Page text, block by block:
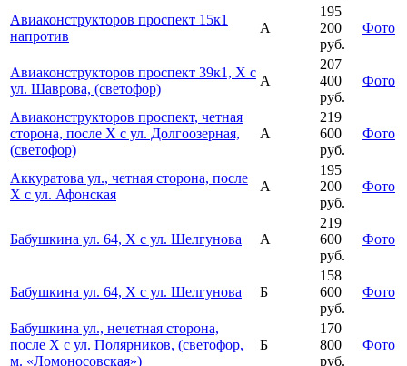
Авиаконструкторов проспект 15к1
напротив
А
195
200
руб.
Фото
Авиаконструкторов проспект 39к1, Х с
ул. Шаврова, (светофор)
А
207
400
руб.
Фото
Авиаконструкторов проспект, четная
сторона, после Х с ул. Долгоозерная,
(светофор)
А
219
600
руб.
Фото
Аккуратова ул., четная сторона, после
Х с ул. Афонская
А
195
200
руб.
Фото
Бабушкина ул. 64, Х с ул. Шелгунова А
219
600
руб.
Фото
Бабушкина ул. 64, Х с ул. Шелгунова Б
158
600
руб.
Фото
Бабушкина ул., нечетная сторона,
после Х с ул. Полярников, (светофор,
м. «Ломоносовская»)
Б
170
800
руб.
Фото